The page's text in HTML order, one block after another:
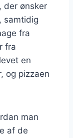
der ønsker
samtidig
fra
fra
en
og pizzaen
man
af de